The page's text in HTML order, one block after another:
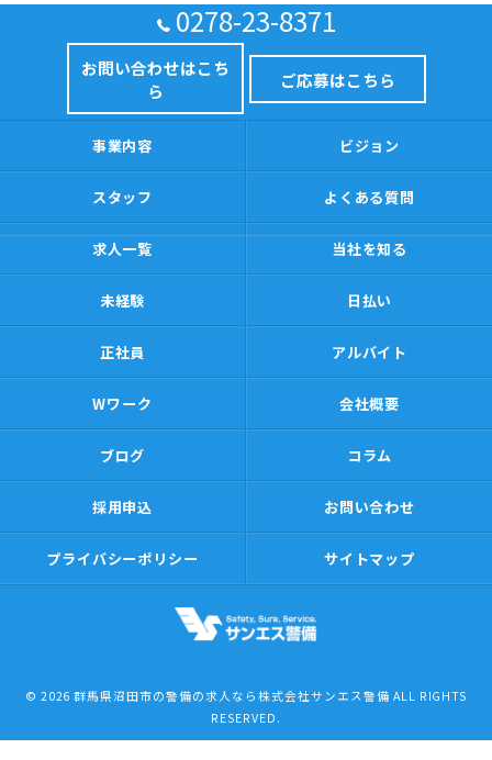
0278-23-8371
お問い合わせはこち
ら
ご応募はこちら
事業内容 ビジョン
スタッフ よくある質問
求人一覧 当社を知る
未経験 日払い
正社員 アルバイト
Wワーク 会社概要
ブログ コラム
採用申込 お問い合わせ
プライバシーポリシー サイトマップ
© 2026 群馬県沼田市の警備の求人なら株式会社サンエス警備 ALL RIGHTS
RESERVED.